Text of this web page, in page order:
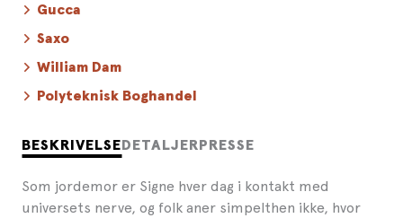
BESKRIVELSE DETALJER PRESSE
Som jordemor er Signe hver dag i kontakt med
universets nerve, og folk aner simpelthen ikke, hvor
Gucca
Saxo
William Dam
Polyteknisk Boghandel